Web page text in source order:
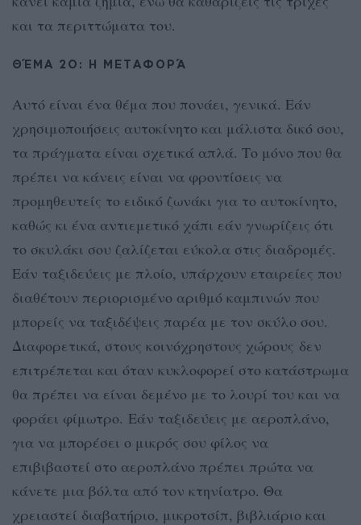
και τα περιττώματα του.
ΘΈΜΑ 2Ο: Η ΜΕΤΑΦΟΡΆ
Αυτό είναι ένα θέμα που πονάει, γενικά. Εάν
χρησιμοποιήσεις αυτοκίνητο και μάλιστα δικό σου,
τα πράγματα είναι σχετικά απλά. Το μόνο που θα
πρέπει να κάνεις είναι να φροντίσεις να
προμηθευτείς το ειδικό ζωνάκι για το αυτοκίνητο,
καθώς κι ένα αντιεμετικό χάπι εάν γνωρίζεις ότι
το σκυλάκι σου ζαλίζεται εύκολα στις διαδρομές.
Εάν ταξιδεύεις με πλοίο, υπάρχουν εταιρείες που
διαθέτουν περιορισμένο αριθμό καμπινών που
μπορείς να ταξιδέψεις παρέα με τον σκύλο σου.
Διαφορετικά, στους κοινόχρηστους χώρους δεν
επιτρέπεται και όταν κυκλοφορεί στο κατάστρωμα
θα πρέπει να είναι δεμένο με το λουρί του και να
φοράει φίμωτρο. Εάν ταξιδεύεις με αεροπλάνο,
για να μπορέσει ο μικρός σου φίλος να
επιβιβαστεί στο αεροπλάνο πρέπει πρώτα να
κάνετε μια βόλτα από τον κτηνίατρο. Θα
χρειαστεί διαβατήριο, μικροτσίπ, βιβλιάριο και